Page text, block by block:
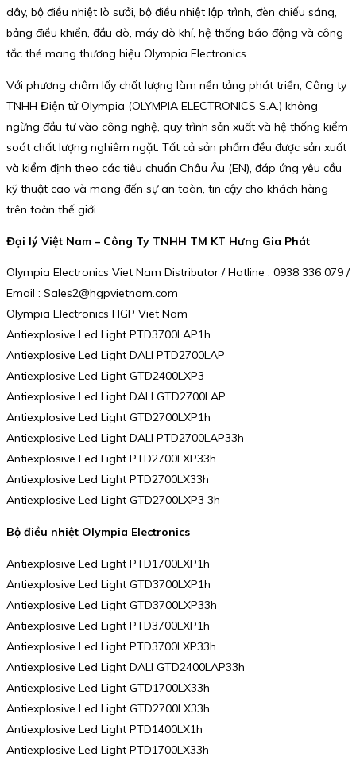
dây, bộ điều nhiệt lò sưởi, bộ điều nhiệt lập trình, đèn chiếu sáng,
bảng điều khiển, đầu dò, máy dò khí, hệ thống báo động và công
tắc thẻ mang thương hiệu Olympia Electronics.
Với phương châm lấy chất lượng làm nền tảng phát triển, Công ty
TNHH Điện tử Olympia (OLYMPIA ELECTRONICS S.A.) không
ngừng đầu tư vào công nghệ, quy trình sản xuất và hệ thống kiểm
soát chất lượng nghiêm ngặt. Tất cả sản phẩm đều được sản xuất
và kiểm định theo các tiêu chuẩn Châu Âu (EN), đáp ứng yêu cầu
kỹ thuật cao và mang đến sự an toàn, tin cậy cho khách hàng
trên toàn thế giới.
Đại lý Việt Nam – Công Ty TNHH TM KT Hưng Gia Phát
Olympia Electronics Viet Nam Distributor / Hotline : 0938 336 079 /
Email : Sales2@hgpvietnam.com
Olympia Electronics HGP Viet Nam
Antiexplosive Led Light PTD3700LAP1h
Antiexplosive Led Light DALI PTD2700LAP
Antiexplosive Led Light GTD2400LXP3
Antiexplosive Led Light DALI GTD2700LAP
Antiexplosive Led Light GTD2700LXP1h
Antiexplosive Led Light DALI PTD2700LAP33h
Antiexplosive Led Light PTD2700LXP33h
Antiexplosive Led Light PTD2700LX33h
Antiexplosive Led Light GTD2700LXP3 3h
Bộ điều nhiệt Olympia Electronics
Antiexplosive Led Light PTD1700LXP1h
Antiexplosive Led Light GTD3700LXP1h
Antiexplosive Led Light GTD3700LXP33h
Antiexplosive Led Light PTD3700LXP1h
Antiexplosive Led Light PTD3700LXP33h
Antiexplosive Led Light DALI GTD2400LAP33h
Antiexplosive Led Light GTD1700LX33h
Antiexplosive Led Light GTD2700LX33h
Antiexplosive Led Light PTD1400LX1h
Antiexplosive Led Light PTD1700LX33h